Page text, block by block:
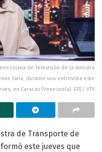
de Televisión de la ministra
Faría, durante una entrevista este
en Caracas (Venezuela). EFE/ VTV
de Transporte de
este jueves que